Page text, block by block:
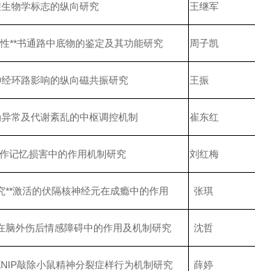
物学标志的纵向研究 王继军
**书通路中底物的鉴定及其功能研究 周子凯
环路影响的纵向磁共振研究 王振
常及代谢紊乱的中枢调控机制 崔东红
记忆损害中的作用机制研究 刘红梅
**激活的伏隔核神经元在成瘾中的作用 张琪
脑外伤后情感障碍中的作用及机制研究 沈哲
敲除小鼠精神分裂症样行为机制研究 薛婷